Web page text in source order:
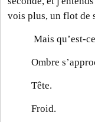
vois plus, un flot de
Mais qu’est-
Ombre
Tête.
Froid.